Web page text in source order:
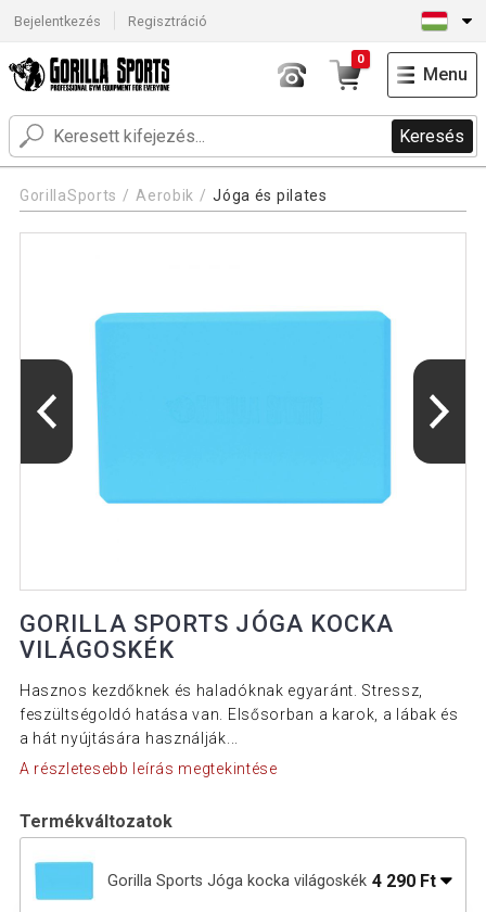
Bejelentkezés Regisztráció
Keresés
0
Menu
GorillaSports Aerobik Jóga és pilates
GORILLA SPORTS JÓGA KOCKA
VILÁGOSKÉK
Hasznos kezdőknek és haladóknak egyaránt. Stressz,
feszültségoldó hatása van. Elsősorban a karok, a lábak és
a hát nyújtására használják...
A részletesebb leírás megtekintése
Termékváltozatok
Gorilla Sports Jóga kocka világoskék 4 290 Ft